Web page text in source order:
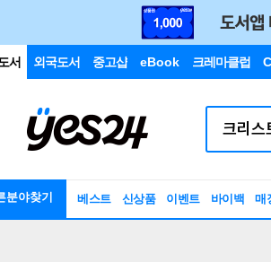
서 외국도서 중고샵 eBook 크레마클럽
분야찾기 베스트 신상품 이벤트 바이백 매